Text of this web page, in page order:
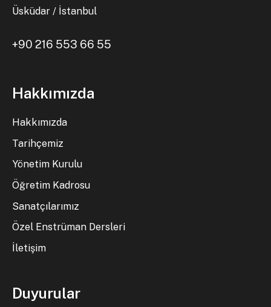
Üsküdar / İstanbul
+90 216 553 66 55
Hakkımızda
Hakkımızda
Tarihçemiz
Yönetim Kurulu
Öğretim Kadrosu
Sanatçılarımız
Özel Enstrüman Dersleri
İletişim
Duyurular